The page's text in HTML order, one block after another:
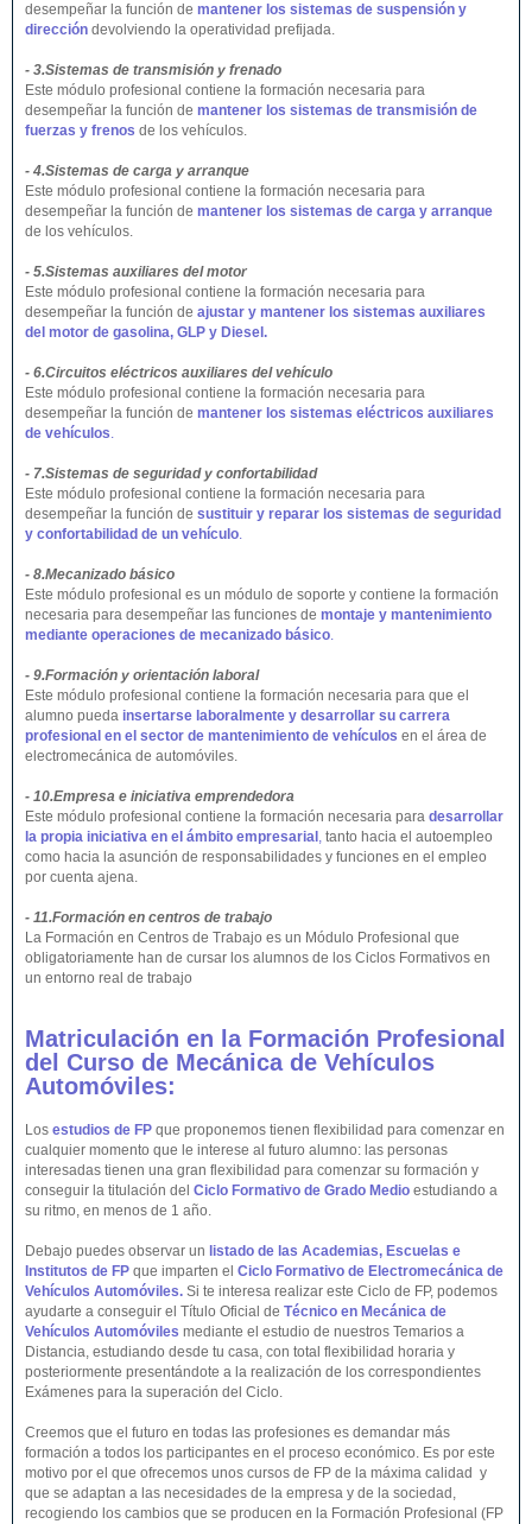
desempeñar la función de mantener los sistemas de suspensión y
dirección devolviendo la operatividad prefijada.
- 3.Sistemas de transmisión y frenado
Este módulo profesional contiene la formación necesaria para
desempeñar la función de mantener los sistemas de transmisión de
fuerzas y frenos de los vehículos.
- 4.Sistemas de carga y arranque
Este módulo profesional contiene la formación necesaria para
desempeñar la función de mantener los sistemas de carga y arranque
de los vehículos.
- 5.Sistemas auxiliares del motor
Este módulo profesional contiene la formación necesaria para
desempeñar la función de ajustar y mantener los sistemas auxiliares
del motor de gasolina, GLP y Diesel.
- 6.Circuitos eléctricos auxiliares del vehículo
Este módulo profesional contiene la formación necesaria para
desempeñar la función de mantener los sistemas eléctricos auxiliares
de vehículos.
- 7.Sistemas de seguridad y confortabilidad
Este módulo profesional contiene la formación necesaria para
desempeñar la función de sustituir y reparar los sistemas de seguridad
y confortabilidad de un vehículo.
- 8.Mecanizado básico
Este módulo profesional es un módulo de soporte y contiene la formación
necesaria para desempeñar las funciones de montaje y mantenimiento
mediante operaciones de mecanizado básico.
- 9.Formación y orientación laboral
Este módulo profesional contiene la formación necesaria para que el
alumno pueda insertarse laboralmente y desarrollar su carrera
profesional en el sector de mantenimiento de vehículos en el área de
electromecánica de automóviles.
- 10.Empresa e iniciativa emprendedora
Este módulo profesional contiene la formación necesaria para desarrollar
la propia iniciativa en el ámbito empresarial , tanto hacia el autoempleo
como hacia la asunción de responsabilidades y funciones en el empleo
por cuenta ajena.
- 11.Formación en centros de trabajo
La Formación en Centros de Trabajo es un Módulo Profesional que
obligatoriamente han de cursar los alumnos de los Ciclos Formativos en
un entorno real de trabajo
Matriculación en la Formación Profesional
del Curso de Mecánica de Vehículos
Automóviles:
Los estudios de FP que proponemos tienen flexibilidad para comenzar en
cualquier momento que le interese al futuro alumno: las personas
interesadas tienen una gran flexibilidad para comenzar su formación y
conseguir la titulación del Ciclo Formativo de Grado Medio estudiando a
su ritmo, en menos de 1 año.
Debajo puedes observar un listado de las Academias, Escuelas e
Institutos de FP que imparten el Ciclo Formativo de Electromecánica de
Vehículos Automóviles. Si te interesa realizar este Ciclo de FP, podemos
ayudarte a conseguir el Título Oficial de Técnico en Mecánica de
Vehículos Automóviles mediante el estudio de nuestros Temarios a
Distancia, estudiando desde tu casa, con total flexibilidad horaria y
posteriormente presentándote a la realización de los correspondientes
Exámenes para la superación del Ciclo.
Creemos que el futuro en todas las profesiones es demandar más
formación a todos los participantes en el proceso económico. Es por este
motivo por el que ofrecemos unos cursos de FP de la máxima calidad y
que se adaptan a las necesidades de la empresa y de la sociedad,
recogiendo los cambios que se producen en la Formación Profesional (FP